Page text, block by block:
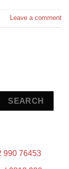
Leave a comment
SEARCH
990 76453